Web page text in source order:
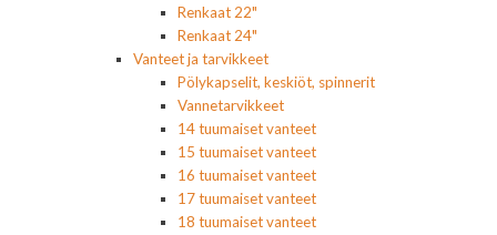
Renkaat 22"
Renkaat 24"
Vanteet ja tarvikkeet
Pölykapselit, keskiöt, spinnerit
Vannetarvikkeet
14 tuumaiset vanteet
15 tuumaiset vanteet
16 tuumaiset vanteet
17 tuumaiset vanteet
18 tuumaiset vanteet